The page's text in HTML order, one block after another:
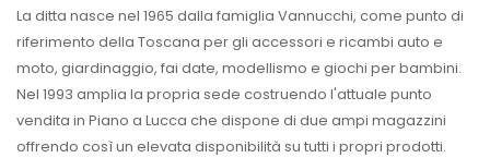
La ditta nasce nel 1965 dalla famiglia Vannucchi, come punto di
riferimento della Toscana per gli accessori e ricambi auto e
moto, giardinaggio, fai date, modellismo e giochi per bambini.
Nel 1993 amplia la propria sede costruendo l'attuale punto
vendita in Piano a Lucca che dispone di due ampi magazzini
offrendo così un elevata disponibilità su tutti i propri prodotti.